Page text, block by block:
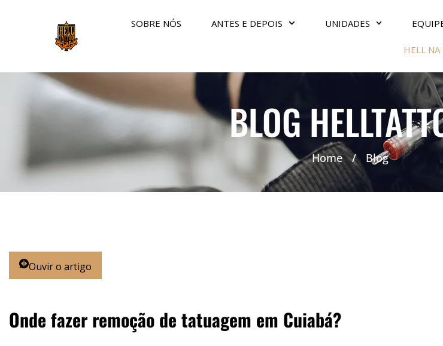
SOBRE NÓS ANTES E DEPOIS UNIDADES
HELL
BLOG
Home / Blog
Ouvir o artigo
Onde fazer remoção de tatuagem em Cuiabá?